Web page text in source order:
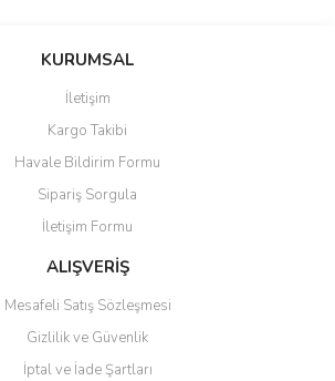
Bu ürüne ilk yorumu siz yapın!
hakkında henüz soru sorulmamış.
bozuk veya görüntülenemiyor.
eksik bilgiler bulunuyor.
hatalar bulunuyor.
daha pahalı.
farklı alternatifler olmalı.
KURUMSAL
İletişim
Kargo Takibi
Havale Bildirim Formu
Sipariş Sorgula
İletişim Formu
ALIŞVERİŞ
Mesafeli Satış Sözleşmesi
Gizlilik ve Güvenlik
İptal ve İade Şartları